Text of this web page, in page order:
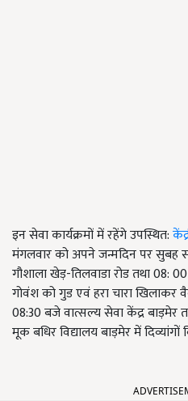
इन सेवा कार्यक्रमों में रहेंगे उपस्थित:
मंगलवार को अपने जन्मदिन पर सुबह
गौशाला खेड़-तिलवाडा रोड तथा 08:
गोवंश को गुड एवं हरा चारा
08:30 बजे वात्सल्य सेवा केंद्र बाड़मेर
मूक बधिर विद्यालय बाड़मेर में दिव्यांगों